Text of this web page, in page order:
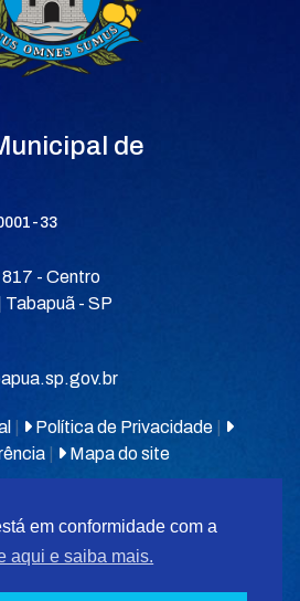
em conformidade com a
aqui e saiba mais.
de
33
- Centro
- SP
Política de Privacidade
Mapa do site